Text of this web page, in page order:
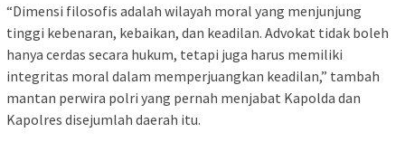
“Dimensi filosofis adalah wilayah moral yang menjunjung
tinggi kebenaran, kebaikan, dan keadilan. Advokat tidak boleh
hanya cerdas secara hukum, tetapi juga harus memiliki
integritas moral dalam memperjuangkan keadilan,” tambah
mantan perwira polri yang pernah menjabat Kapolda dan
Kapolres disejumlah daerah itu.